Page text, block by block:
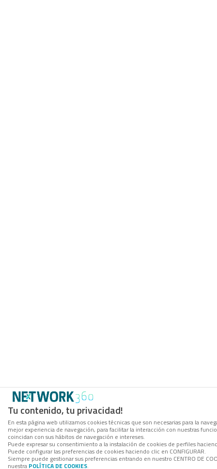
Tu contenido, tu privacidad!
En esta página web utilizamos cookies técnicas que son necesarias para la
mejor experiencia de navegación, para facilitar la interacción con nuestras
coincidan con sus hábitos de navegación e intereses.
Puede expresar su consentimiento a la instalación de cookies de perfiles
Puede configurar las preferencias de cookies haciendo clic en CONFIGURAR.
Siempre puede gestionar sus preferencias entrando en nuestro CENTRO DE
nuestra POLÍTICA DE COOKIES.